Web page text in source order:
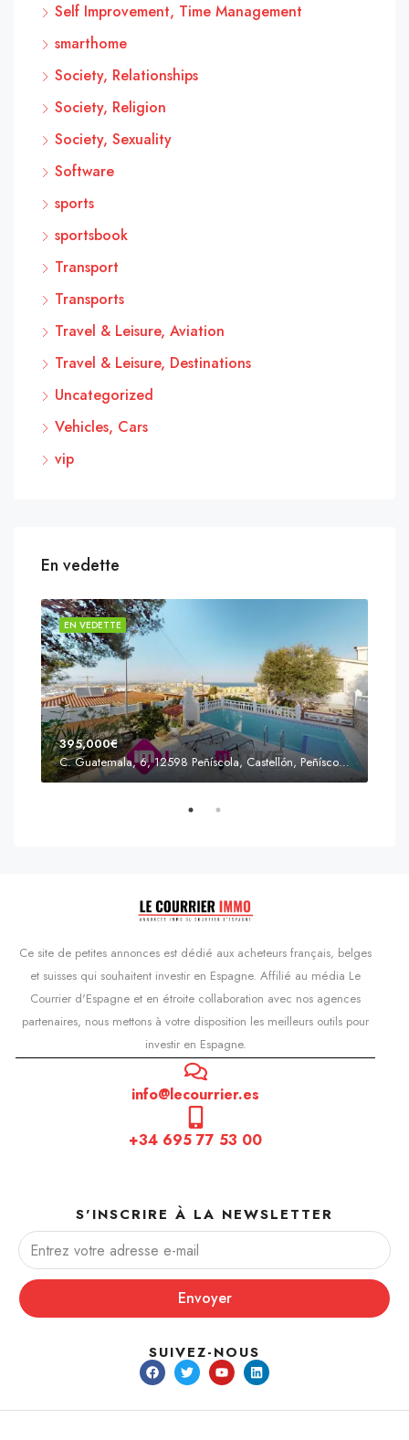
Self Improvement, Time Management
smarthome
Society, Relationships
Society, Religion
Society, Sexuality
Software
sports
sportsbook
Transport
Transports
Travel & Leisure, Aviation
Travel & Leisure, Destinations
Uncategorized
Vehicles, Cars
vip
En vedette
EN VEDETTE
395,000€
C. Guatemala, 6, 12598 Peñíscola, Castellón, Peñíscola, Communauté valencienne
Ce site de petites annonces est dédié aux acheteurs français, belges
et suisses qui souhaitent investir en Espagne. Affilié au média Le
Courrier d'Espagne et en étroite collaboration avec nos agences
partenaires, nous mettons à votre disposition les meilleurs outils pour
investir en Espagne.
info@lecourrier.es
+34 695 77 53 00
S'INSCRIRE À LA NEWSLETTER
Envoyer
SUIVEZ-NOUS